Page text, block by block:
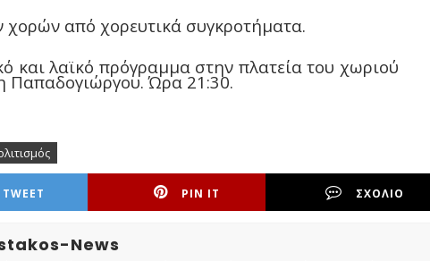
από χορευτικά συγκροτήματα.
και λαϊκό πρόγραμμα στην πλατεία του χωριού
Παπαδογιώργου. Ώρα 21:30.
TWEET PIN IT ΣΧΟΛΙΟ
News